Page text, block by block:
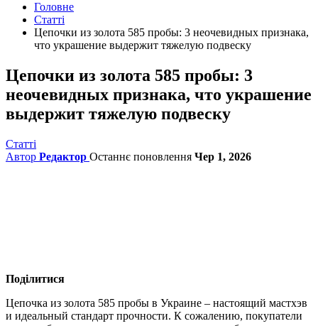
Головне
Статті
Цепочки из золота 585 пробы: 3 неочевидных признака,
что украшение выдержит тяжелую подвеску
Цепочки из золота 585 пробы: 3
неочевидных признака, что украшение
выдержит тяжелую подвеску
Статті
Автор Редактор Останнє поновлення Чер 1, 2026
Поділитися
Цепочка из золота 585 пробы в Украине – настоящий мастхэв
и идеальный стандарт прочности. К сожалению, покупатели